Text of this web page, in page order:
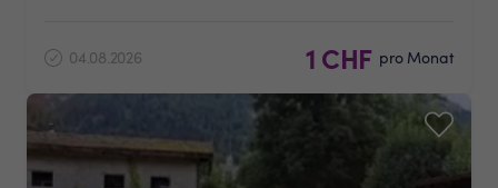
04.08.2026 1 CHF pro Monat